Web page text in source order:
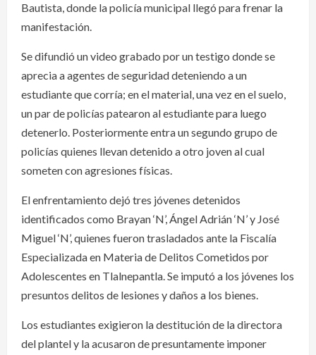
Bautista, donde la policía municipal llegó para frenar la
manifestación.
Se difundió un video grabado por un testigo donde se
aprecia a agentes de seguridad deteniendo a un
estudiante que corría; en el material, una vez en el suelo,
un par de policías patearon al estudiante para luego
detenerlo. Posteriormente entra un segundo grupo de
policías quienes llevan detenido a otro joven al cual
someten con agresiones físicas.
El enfrentamiento dejó tres jóvenes detenidos
identificados como Brayan ‘N’, Ángel Adrián ‘N’ y José
Miguel ‘N’, quienes fueron trasladados ante la Fiscalía
Especializada en Materia de Delitos Cometidos por
Adolescentes en Tlalnepantla. Se imputó a los jóvenes los
presuntos delitos de lesiones y daños a los bienes.
Los estudiantes exigieron la destitución de la directora
del plantel y la acusaron de presuntamente imponer